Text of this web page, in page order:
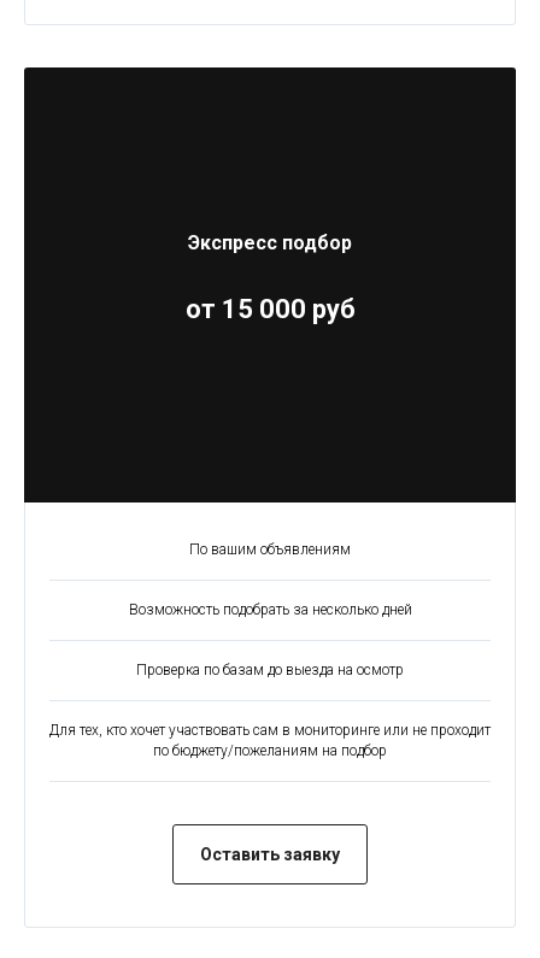
Экспресс подбор
от 15 000 руб
По вашим объявлениям
Возможность подобрать за несколько дней
Проверка по базам до выезда на осмотр
Для тех, кто хочет участвовать сам в мониторинге или не проходит
по бюджету/пожеланиям на подбор
Оставить заявку